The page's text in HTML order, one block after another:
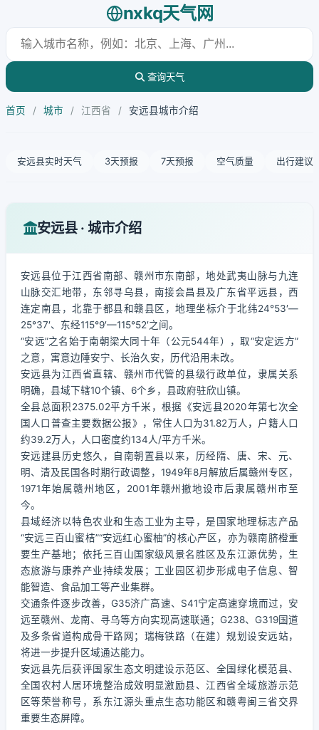
nxkq天气网
查询天气
首页 / 城市 / 江西省 / 安远县城市介绍
安远县实时天气 3天预报 7天预报 空气质量 出行建议
安远县 · 城市介绍
安远县位于江西省南部、赣州市东南部，地处武夷山脉与九连
山脉交汇地带，东邻寻乌县，南接会昌县及广东省平远县，西
连定南县，北靠于都县和赣县区，地理坐标介于北纬24°53′—
25°37′、东经115°9′—115°52′之间。
“安远”之名始于南朝梁大同十年（公元544年），取“安定远方”
之意，寓意边陲安宁、长治久安，历代沿用未改。
安远县为江西省直辖、赣州市代管的县级行政单位，隶属关系
明确，县域下辖10个镇、6个乡，县政府驻欣山镇。
全县总面积2375.02平方千米，根据《安远县2020年第七次全
国人口普查主要数据公报》，常住人口为31.82万人，户籍人口
约39.2万人，人口密度约134人/平方千米。
安远建县历史悠久，自南朝置县以来，历经隋、唐、宋、元、
明、清及民国各时期行政调整，1949年8月解放后属赣州专区，
1971年始属赣州地区，2001年赣州撤地设市后隶属赣州市至
今。
县域经济以特色农业和生态工业为主导，是国家地理标志产品
“安远三百山蜜桔”“安远红心蜜柚”的核心产区，亦为赣南脐橙重
要生产基地；依托三百山国家级风景名胜区及东江源优势，生
态旅游与康养产业持续发展；工业园区初步形成电子信息、智
能智造、食品加工等产业集群。
交通条件逐步改善，G35济广高速、S41宁定高速穿境而过，安
远至赣州、龙南、寻乌等方向实现高速联通；G238、G319国道
及多条省道构成骨干路网；瑞梅铁路（在建）规划设安远站，
将进一步提升区域通达能力。
安远县先后获评国家生态文明建设示范区、全国绿化模范县、
全国农村人居环境整治成效明显激励县、江西省全域旅游示范
区等荣誉称号，系东江源头重点生态功能区和赣粤闽三省交界
重要生态屏障。